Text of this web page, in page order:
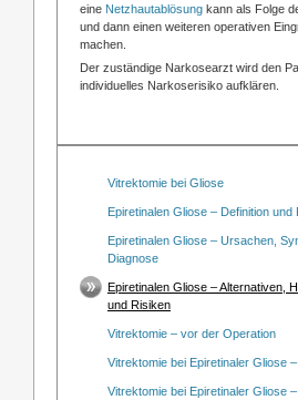
eine Netzhautablösungkann als Folge
und dann einen weiteren operativen
machen.
Der zuständige Narkosearzt wird den
individuelles Narkoserisiko aufklären.
Vitrektomie bei Gliose
Epiretinalen Gliose – Definition und
Epiretinalen Gliose – Ursachen,
Diagnose
Epiretinalen Gliose – Alternativen,
und Risiken
Vitrektomie – vor der Operation
Vitrektomie bei Epiretinaler Gliose
Vitrektomie bei Epiretinaler Gliose